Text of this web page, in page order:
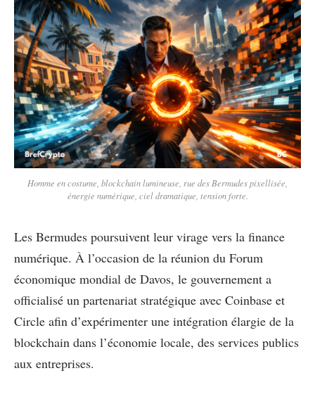
Homme en costume, blockchain lumineuse, rue des Bermudes pixellisée,
énergie numérique, ciel dramatique, tension forte.
Les Bermudes poursuivent leur virage vers la finance
numérique. À l’occasion de la réunion du Forum
économique mondial de Davos, le gouvernement a
officialisé un partenariat stratégique avec Coinbase et
Circle afin d’expérimenter une intégration élargie de la
blockchain dans l’économie locale, des services publics
aux entreprises.